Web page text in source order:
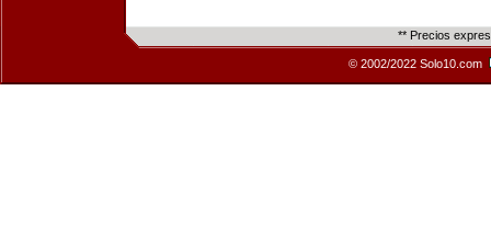
** Precios
© 2002/2022 Solo10.com